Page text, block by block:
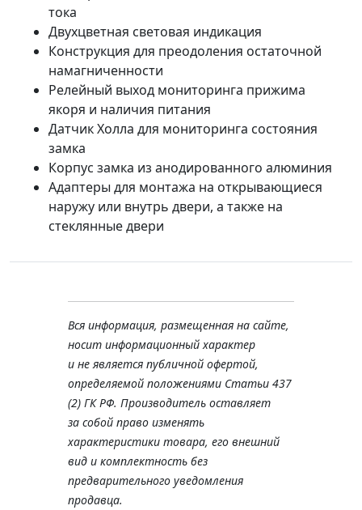
тока
Двухцветная световая индикация
Конструкция для преодоления остаточной
намагниченности
Релейный выход мониторинга прижима
якоря и наличия питания
Датчик Холла для мониторинга состояния
замка
Корпус замка из анодированного алюминия
Адаптеры для монтажа на открывающиеся
наружу или внутрь двери, а также на
стеклянные двери
Вся информация, размещенная на сайте,
носит информационный характер
и не является публичной офертой,
определяемой положениями Статьи 437
(2) ГК РФ. Производитель оставляет
за собой право изменять
характеристики товара, его внешний
вид и комплектность без
предварительного уведомления
продавца.